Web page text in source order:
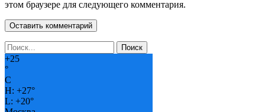
этом браузере для следующего комментария.
+25
°
C
H: +27°
L: +20°